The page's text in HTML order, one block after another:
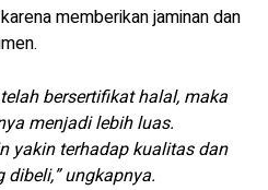
memberikan jaminan dan
bersertifikat halal, maka
menjadi lebih luas.
yakin terhadap kualitas dan
ungkapnya.